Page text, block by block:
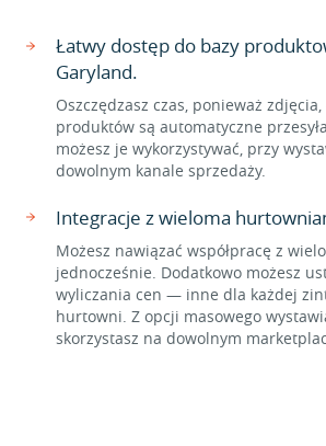
Łatwy dostęp do bazy
Garyland.
Oszczędzasz czas, ponieważ
produktów są automatyczne
możesz je wykorzystywać, przy
dowolnym kanale sprzedaży.
Integracje z wieloma
Możesz nawiązać współpracę z
jednocześnie. Dodatkowo możesz
wyliczania cen — inne dla każdej
hurtowni. Z opcji masowego
skorzystasz na dowolnym